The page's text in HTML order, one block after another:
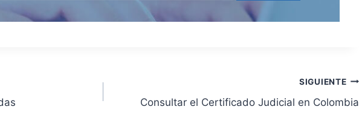
SIGUIENTE
Consultar el Certificado Judicial en Colombia